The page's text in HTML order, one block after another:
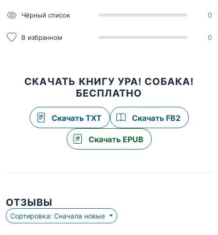
Чёрный список 0
В избранном 0
СКАЧАТЬ КНИГУ УРА! СОБАКА!
БЕСПЛАТНО
Скачать TXT Скачать FB2
Скачать EPUB
ОТЗЫВЫ
Сортировка: Сначала новые